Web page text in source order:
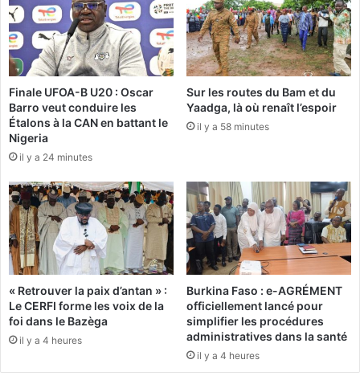
t
i
o
n
n
e
r
u
n
e
j
u
s
t
i
c
e
d
e
s
a
B
A
D
e
t
l
’
O
C
E
s
o
u
c
i
e
u
x
d
Finale UFOA-B U20 : Oscar
Barro veut conduire les
Étalons à la CAN en battant le
Nigeria
il y a 24 minutes
Sur les routes du Bam et du
Yaadga, là où renaît l’espoir
il y a 58 minutes
« Retrouver la paix d’antan » :
Le CERFI forme les voix de la
foi dans le Bazèga
il y a 4 heures
Burkina Faso : e-AGRÉMENT
officiellement lancé pour
simplifier les procédures
administratives dans la santé
il y a 4 heures